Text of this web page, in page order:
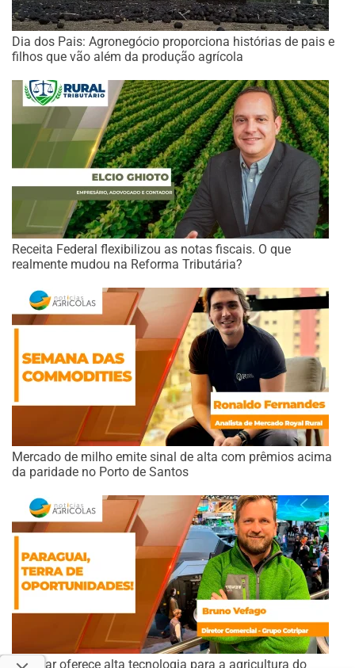
Dia dos Pais: Agronegócio proporciona histórias de pais e
filhos que vão além da produção agrícola
Receita Federal flexibilizou as notas fiscais. O que
realmente mudou na Reforma Tributária?
Mercado de milho emite sinal de alta com prêmios acima
da paridade no Porto de Santos
Cotripar oferece alta tecnologia para a agricultura do